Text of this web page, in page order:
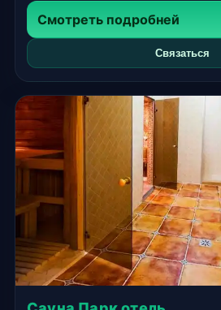
Смотреть подробней
Связаться